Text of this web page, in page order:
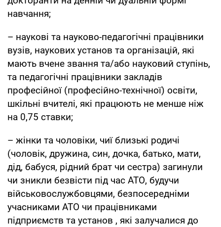
навчання;
– наукові та науково-педагогічні працівники
вузів, наукових установ та організацій, які
мають вчене звання та/або науковий ступінь,
та педагогічні працівники закладів
професійної (професійно-технічної) освіти,
шкільні вчителі, які працюють не менше ніж
на 0,75 ставки;
– жінки та чоловіки, чиї близькі родичі
(чоловік, дружина, син, дочка, батько, мати,
дід, бабуся, рідний брат чи сестра) загинули
чи зникли безвісти під час АТО, будучи
військовослужбовцями, безпосередніми
учасниками АТО чи працівниками
підприємств та установ , які залучалися до